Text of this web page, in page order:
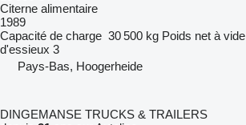
Citerne alimentaire
1989
Capacité de charge 30 500 kg Poids net à vide
d'essieux 3
Pays-Bas, Hoogerheide
DINGEMANSE TRUCKS & TRAILERS